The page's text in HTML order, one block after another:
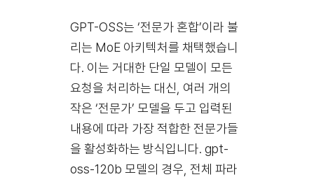
GPT-OSS는 ‘전문가 혼합’이라 불
리는 MoE 아키텍처를 채택했습니
다. 이는 거대한 단일 모델이 모든
요청을 처리하는 대신, 여러 개의
작은 ‘전문가’ 모델을 두고 입력된
내용에 따라 가장 적합한 전문가들
을 활성화하는 방식입니다. gpt-
oss-120b 모델의 경우, 전체 파라